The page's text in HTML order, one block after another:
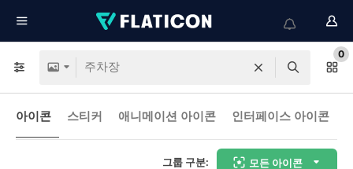
0
아이콘 스티커 애니메이션 아이콘 인터페이스 아이콘
그룹 구분: 모든 아이콘